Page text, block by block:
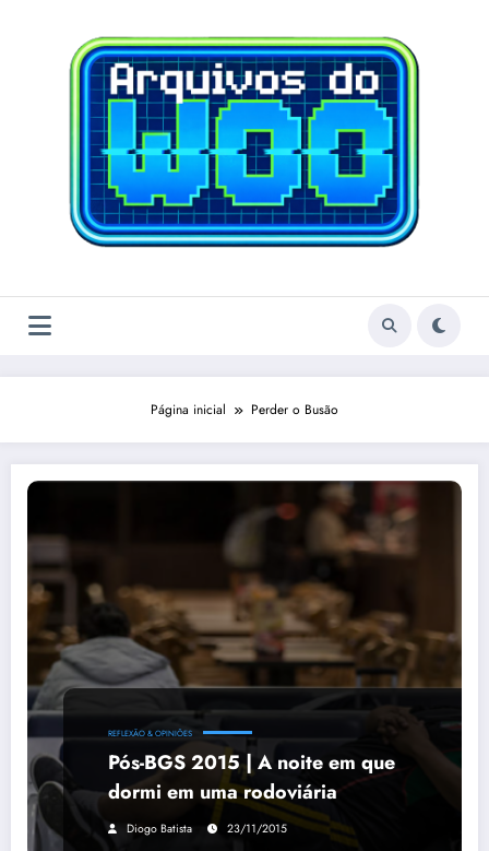
Página inicial Perder o Busão
REFLEXÃO & OPINIÕES
Pós-BGS 2015 | A noite em que
dormi em uma rodoviária
Diogo Batista 23/11/2015